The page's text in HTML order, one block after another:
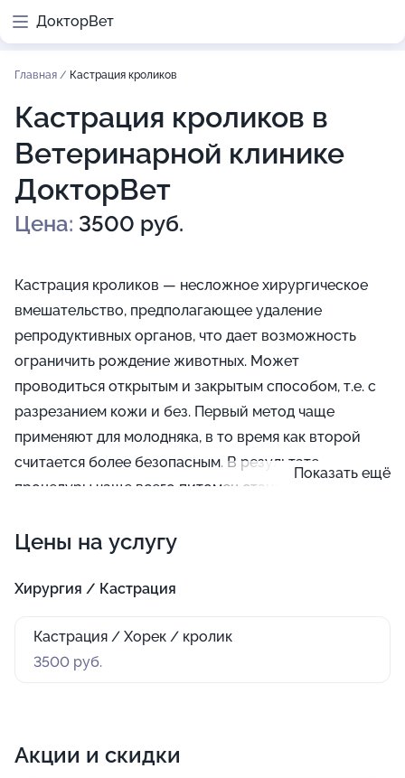
ДокторВет
Главная / Кастрация кроликов
Кастрация кроликов в
Ветеринарной клинике
ДокторВет
Цена: 3500 руб.
Кастрация кроликов — несложное хирургическое
вмешательство, предполагающее удаление
репродуктивных органов, что дает возможность
ограничить рождение животных. Может
проводиться открытым и закрытым способом, т.е. с
разрезанием кожи и без. Первый метод чаще
применяют для молодняка, в то время как второй
считается более безопасным. В результате
процедуры чаще всего питомец становится более
вид.
Показать ещё
Цены на услугу
Хирургия / Кастрация
Кастрация / Хорек / кролик
3500 руб.
Акции и скидки